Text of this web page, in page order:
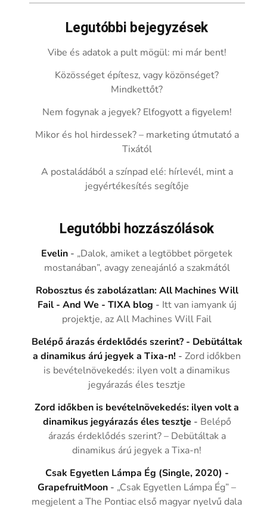
Legutóbbi bejegyzések
Vibe és adatok a pult mögül: mi már bent!
Közösséget építesz, vagy közönséget?
Mindkettőt?
Nem fogynak a jegyek? Elfogyott a figyelem!
Mikor és hol hirdessek? – marketing útmutató a
Tixától
A postaládából a színpad elé: hírlevél, mint a
jegyértékesítés segítője
Legutóbbi hozzászólások
Evelin - „Dalok, amiket a legtöbbet pörgetek
mostanában”, avagy zeneajánló a szakmától
Robosztus és zabolázatlan: All Machines Will
Fail - And We - TIXA blog - Itt van iamyank új
projektje, az All Machines Will Fail
Belépő árazás érdeklődés szerint? - Debütáltak
a dinamikus árú jegyek a Tixa-n! -Zord időkben
is bevételnövekedés: ilyen volt a dinamikus
jegyárazás éles tesztje
Zord időkben is bevételnövekedés: ilyen volt a
dinamikus jegyárazás éles tesztje - Belépő
árazás érdeklődés szerint? – Debütáltak a
dinamikus árú jegyek a Tixa-n!
Csak Egyetlen Lámpa Ég (Single, 2020) -
GrapefruitMoon - „Csak Egyetlen Lámpa Ég” –
megjelent a The Pontiac első magyar nyelvű dala